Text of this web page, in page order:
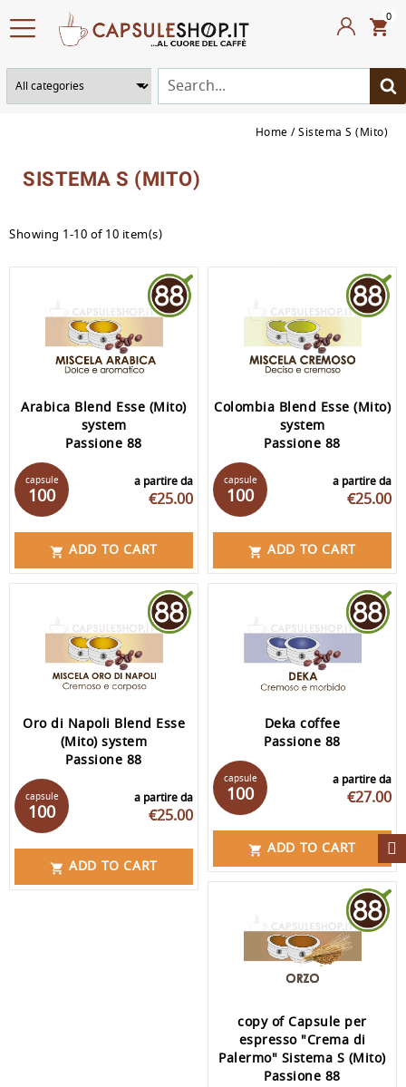
0
Home Sistema S (Mito)
SISTEMA S (MITO)
Showing 1-10 of 10 item(s)
Arabica Blend Esse (Mito)
system
Passione 88
a partire da
€25.00
capsule
100
 ADD TO CART
Colombia Blend Esse (Mito)
system
Passione 88
a partire da
€25.00
capsule
100
 ADD TO CART
Oro di Napoli Blend Esse
(Mito) system
Passione 88
a partire da
€25.00
capsule
100
 ADD TO CART
Deka coffee
Passione 88
a partire da
€27.00
capsule
100
 ADD TO CART
copy of Capsule per
espresso "Crema di
Palermo" Sistema S (Mito)
Passione 88